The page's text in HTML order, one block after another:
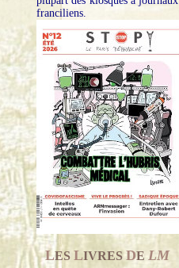
franciliens.
LES LIVRESDE LM